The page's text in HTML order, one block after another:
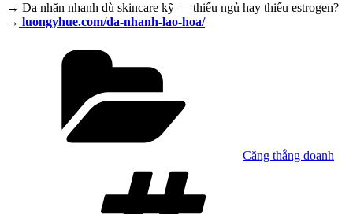
→ Da nhăn nhanh dù skincare kỹ — thiếu ngủ hay thiếu estrogen?
→ luongyhue.com/da-nhanh-lao-hoa/
Căng thẳng doanh